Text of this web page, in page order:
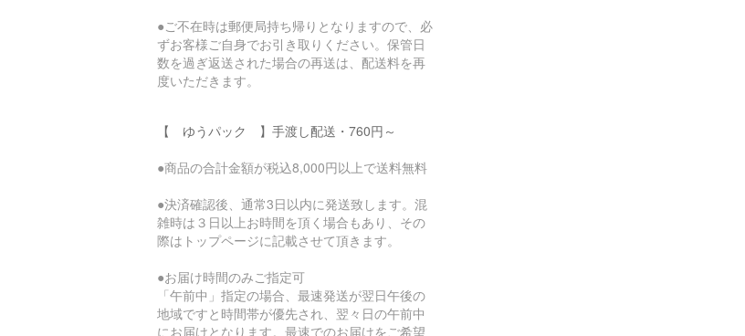
●ご不在時は郵便局持ち帰りとなりますので、必
ずお客様ご自身でお引き取りください。保管日
数を過ぎ返送された場合の再送は、配送料を再
度いただきます。
【 ゆうパック 】手渡し配送・760円～
●商品の合計金額が税込8,000円以上で送料無料
●決済確認後、通常3日以内に発送致します。混
雑時は３日以上お時間を頂く場合もあり、その
際はトップページに記載させて頂きます。
●お届け時間のみご指定可
「午前中」指定の場合、最速発送が翌日午後の
地域ですと時間帯が優先され、翌々日の午前中
にお届けとなります。最速でのお届けをご希望